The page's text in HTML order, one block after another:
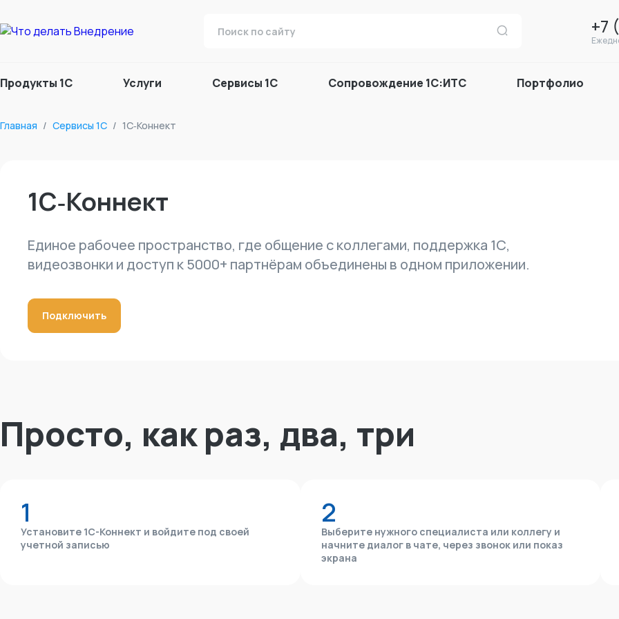
+7
Продукты 1С Услуги Сервисы 1С Сопровождение 1С:ИТС Портфолио
Главная / Сервисы 1С / 1С‑Коннект
1С‑Коннект
Единое рабочее пространство, где общение с коллегами, поддержка 1С,
видеозвонки и доступ к 5000+ партнёрам объединены в одном приложении.
Подключить
Просто, как раз, два, три
1
Установите 1С-Коннект и войдите под своей
учетной записью
2
Выберите нужного специалиста или коллегу и
начните диалог в чате, через звонок или показ
экрана